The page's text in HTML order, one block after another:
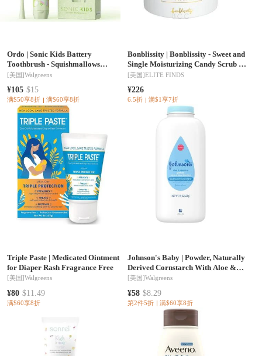
Ordo | Sonic Kids Battery
Toothbrush - Squishmallows
Rutabaga
[美国]Walgreens
¥105 $15
满$50享8折 满$60享8折
Bonblissity |Bonblissity - Sweet and
Single Moisturizing Candy Scrub -
30 piece
[美国]ELITE FINDS
¥226
6.5折 满$1享7折
Triple Paste| Medicated Ointment
for Diaper Rash Fragrance Free
[美国]Walgreens
¥80 $11.49
满$60享8折
Johnson's Baby |Powder, Naturally
Derived Cornstarch With Aloe &
Vitamin E Soothing Aloe & Vitamin
[美国]Walgreens
¥58 $8.29
第2件5折 满$60享8折